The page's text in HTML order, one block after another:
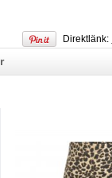
Direktlänk: